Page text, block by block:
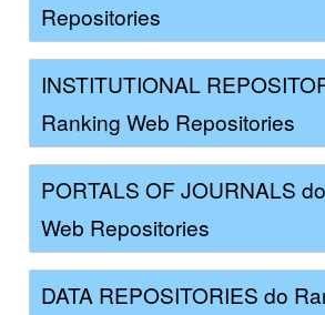
Repositories
INSTITUTIONAL
Ranking Web Repositories
PORTALS OF JOURNALS
Web Repositories
DATA REPOSITORIES do